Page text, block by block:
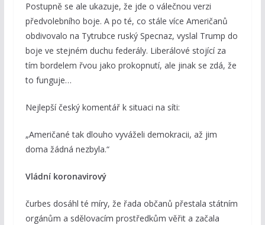
Postupně se ale ukazuje, že jde o válečnou verzi
předvolebního boje. A po té, co stále více Američanů
obdivovalo na Tytrubce ruský Specnaz, vyslal Trump do
boje ve stejném duchu federály. Liberálové stojící za
tím bordelem řvou jako prokopnutí, ale jinak se zdá, že
to funguje…
Nejlepší český komentář k situaci na síti:
„Američané tak dlouho vyváželi demokracii, až jim
doma žádná nezbyla.“
Vládní koronavirový
čurbes dosáhl té míry, že řada občanů přestala státním
orgánům a sdělovacím prostředkům věřit a začala